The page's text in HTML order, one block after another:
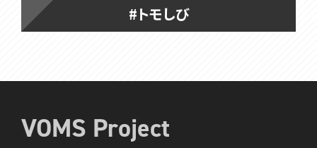
#トモしび
VOMS Project